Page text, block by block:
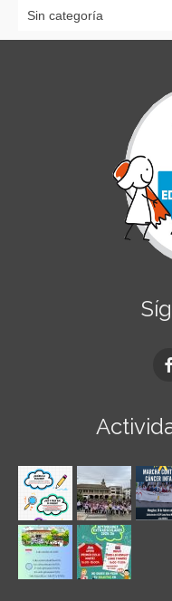
Sin categoría